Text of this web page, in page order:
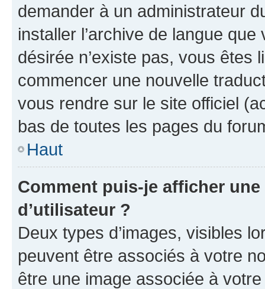
demander à un administrateur
installer l’archive de langue
désirée n’existe pas, vous êtes
commencer une nouvelle
vous rendre sur le site officiel
bas de toutes les pages du
Haut
Comment puis-je afficher
d’utilisateur ?
Deux types d’images, visibles
peuvent être associés à votre
être une image associée à